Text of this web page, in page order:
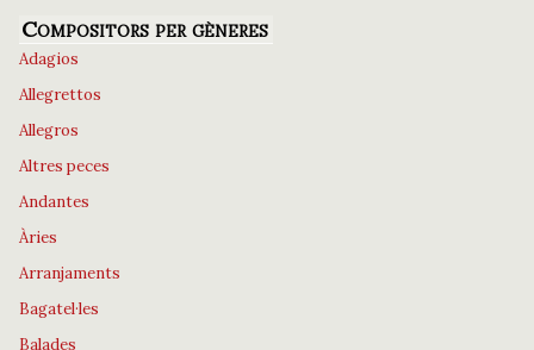
Compositors per gèneres
Adagios
Allegrettos
Allegros
Altres peces
Andantes
Àries
Arranjaments
Bagatel·les
Balades